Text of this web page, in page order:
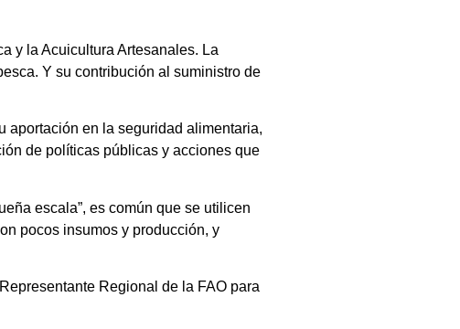
y la Acuicultura Artesanales. La
Y su contribución al suministro de
aportación en la seguridad alimentaria,
de políticas públicas y acciones que
escala”, es común que se utilicen
pocos insumos y producción, y
Regional de la FAO para